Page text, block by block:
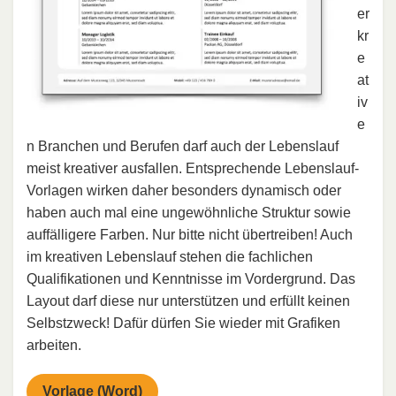
er
kr
e
at
iv
e
n Branchen und Berufen darf auch der Lebenslauf
meist kreativer ausfallen. Entsprechende Lebenslauf-
Vorlagen wirken daher besonders dynamisch oder
haben auch mal eine ungewöhnliche Struktur sowie
auffälligere Farben. Nur bitte nicht übertreiben! Auch
im kreativen Lebenslauf stehen die fachlichen
Qualifikationen und Kenntnisse im Vordergrund. Das
Layout darf diese nur unterstützen und erfüllt keinen
Selbstzweck! Dafür dürfen Sie wieder mit Grafiken
arbeiten.
Vorlage (Word)